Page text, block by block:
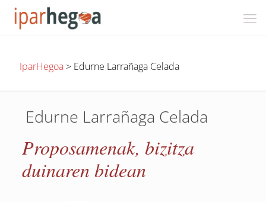
IparHegoa> Edurne Larrañaga Celada
Edurne Larrañaga Celada
Proposamenak, bizitza
duinaren bidean